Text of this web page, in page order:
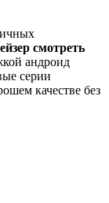
смотреть
андроид
серии
качестве без